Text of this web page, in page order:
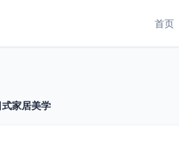
首页
家居美学